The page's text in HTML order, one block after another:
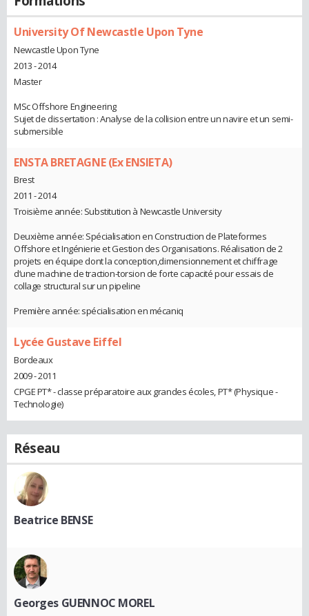
University Of Newcastle Upon Tyne
Newcastle Upon Tyne
2013 - 2014
Master
MSc Offshore Engineering
Sujet de dissertation : Analyse de la collision entre un navire et un semi-
submersible
ENSTA BRETAGNE (Ex ENSIETA)
Brest
2011 - 2014
Troisième année: Substitution à Newcastle University
Deuxième année: Spécialisation en Construction de Plateformes
Offshore et Ingénierie et Gestion des Organisations. Réalisation de 2
projets en équipe dont la conception,dimensionnement et chiffrage
d’une machine de traction-torsion de forte capacité pour essais de
collage structural sur un pipeline
Première année: spécialisation en mécaniq
Lycée Gustave Eiffel
Bordeaux
2009 - 2011
CPGE PT* - classe préparatoire aux grandes écoles, PT* (Physique -
Technologie)
Réseau
Beatrice BENSE
Georges GUENNOC MOREL